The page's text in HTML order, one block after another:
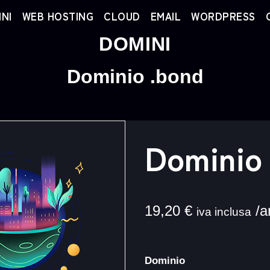
WEB HOSTING CLOUD EMAIL WORDPRESS
DOMINI
Dominio .bond
19,20 € iva inclusa /
Dominio